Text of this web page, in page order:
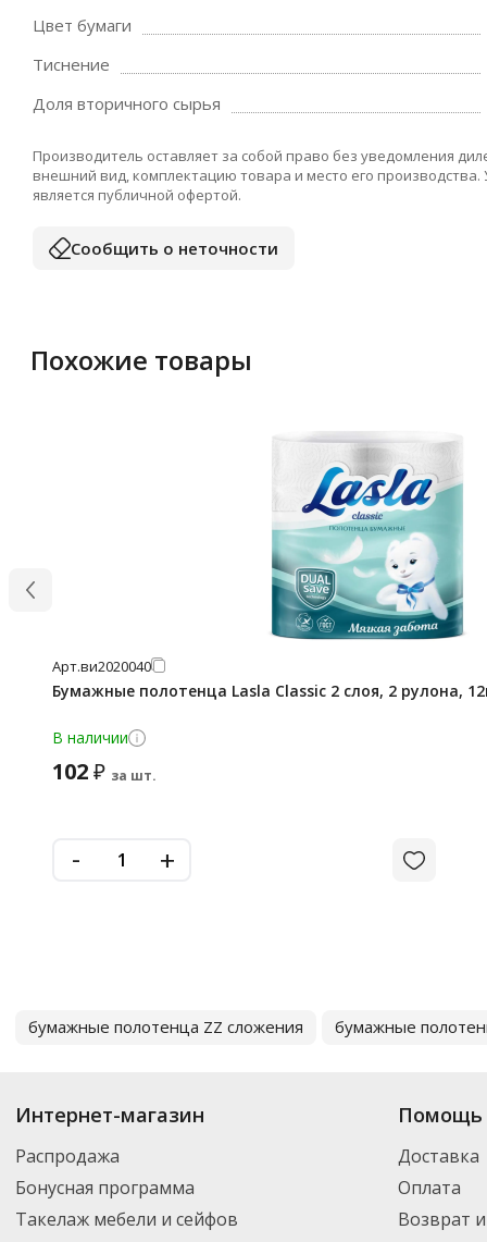
Цвет бумаги
Тиснение
Доля вторичного сырья
Производитель оставляет за собой право без уведомления
внешний вид, комплектацию товара и место его
является публичной офертой.
Сообщить о неточности
Похожие товары
Арт.ви2020040
Бумажные полотенца Lasla Classic 2 слоя, 2 рулона,
В наличии
102₽ за шт.
- +
бумажные полотенца ZZ сложения бумажные
Интернет-магазин
Распродажа
Бонусная программа
Такелаж мебели и сейфов
Помощь
Доставка
Оплата
Возврат